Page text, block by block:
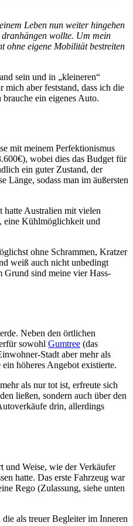
Leben nun weiter hingehen
dranhängen wollte. Um mein
ohne eigene Mobilität bestreiten
sein und in „kleineren“
aber feststand, dass ich die
ein eigenes Auto.
mit meinem Perfektionismus
wobei dies das Budget für
ein guter Zustand, der
Länge, sodass man im äußersten
hatte Australien mit vielen
eine Kühlmöglichkeit und
ohne Schrammen, Kratzer
weiß auch nicht unbedingt
Grund sind meine vier Hass-
Neben den örtlichen
sowohl Gumtree (das
Stadt aber mehr als
höheres Angebot existierte.
als nur tot ist, erfreute sich
ließen, sondern auch über den
drin, allerdings
und Weise, wie der Verkäufer
hatte. Das erste Fahrzeug war
Rego (Zulassung, siehe unten
als treuer Begleiter im Inneren